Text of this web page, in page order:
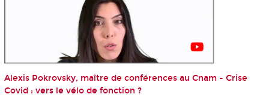
Alexis Pokrovsky, maître de conférences au Cnam - Crise
Covid : vers le vélo de fonction ?